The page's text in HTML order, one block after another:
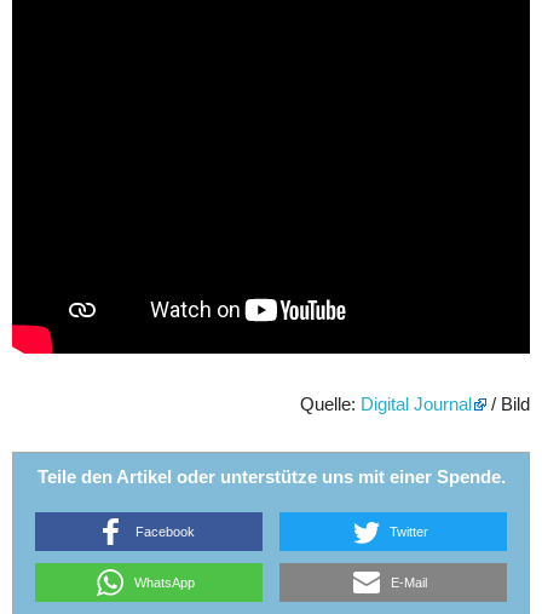
Quelle: Digital Journal / Bild
Teile den Artikel oder unterstütze uns mit einer Spende.
Facebook Twitter
WhatsApp E-Mail